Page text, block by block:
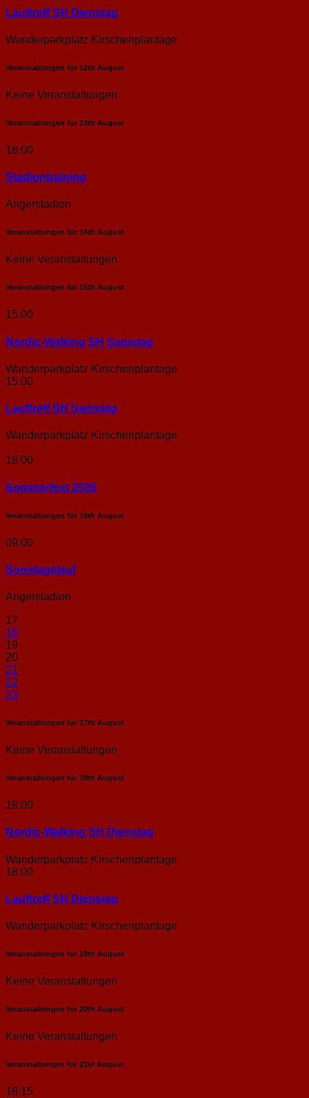
Lauftreff SH Dienstag
Wanderparkplatz Kirschenplantage
Veranstaltungen für 12th August
Keine Veranstaltungen
Veranstaltungen für 13th August
18:00
Stadion­training
Angerstadion
Veranstaltungen für 14th August
Keine Veranstaltungen
Veranstaltungen für 15th August
15:00
Nordic-Walking SH Samstag
Wanderparkplatz Kirschenplantage
15:00
Lauftreff SH Samstag
Wanderparkplatz Kirschenplantage
18:00
Sommerfest 2026
Veranstaltungen für 16th August
09:00
Sonntags­lauf
Angerstadion
17
18
19
20
21
22
23
Veranstaltungen für 17th August
Keine Veranstaltungen
Veranstaltungen für 18th August
18:00
Nordic-Walking SH Dienstag
Wanderparkplatz Kirschenplantage
18:00
Lauftreff SH Dienstag
Wanderparkplatz Kirschenplantage
Veranstaltungen für 19th August
Keine Veranstaltungen
Veranstaltungen für 20th August
Keine Veranstaltungen
Veranstaltungen für 21st August
18:15